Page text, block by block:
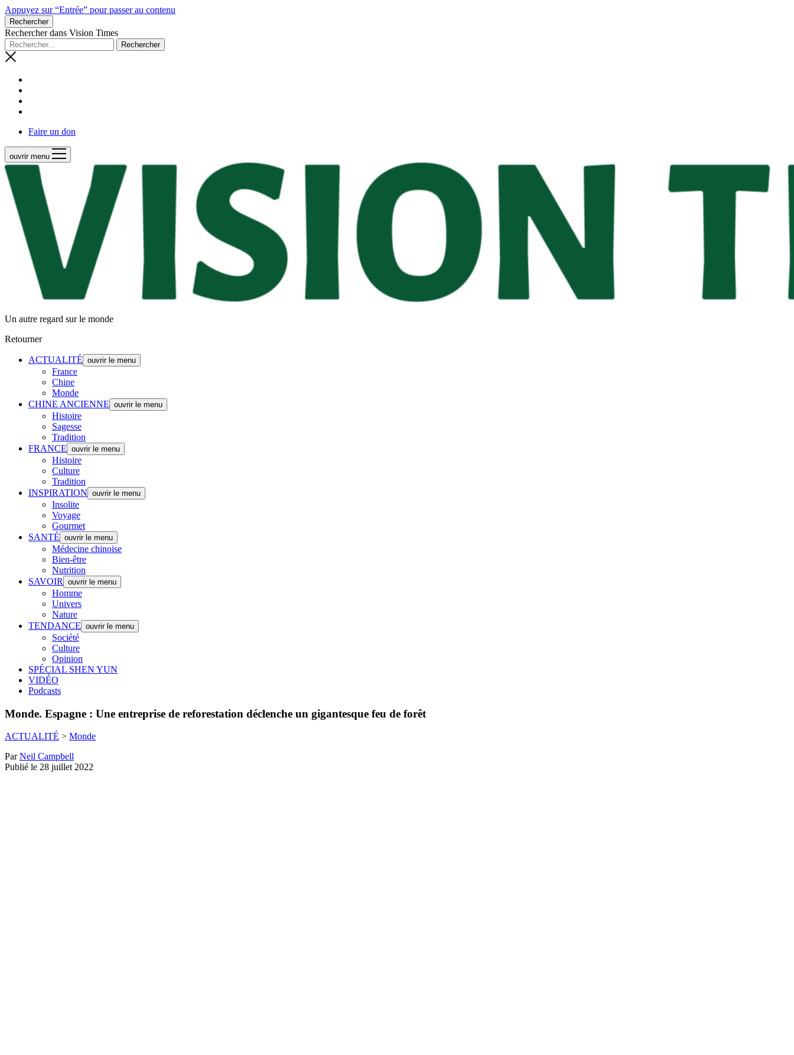
Appuyez sur “Entrée” pour passer au contenu
Rechercher
Rechercher dans Vision Times
Faire un don
ouvrir menu
Un autre regard sur le monde
Retourner
ACTUALITÉ ouvrir le menu
France
Chine
Monde
CHINE ANCIENNE ouvrir le menu
Histoire
Sagesse
Tradition
FRANCE ouvrir le menu
Histoire
Culture
Tradition
INSPIRATION ouvrir le menu
Insolite
Voyage
Gourmet
SANTÉ ouvrir le menu
Médecine chinoise
Bien-être
Nutrition
SAVOIR
ouvrir le menu
Homme
Univers
Nature
TENDANCE ouvrir le menu
Société
Culture
Opinion
SPÉCIAL SHEN YUN
VIDÉO
Podcasts
Monde. Espagne : Une entreprise de reforestation déclenche un gigantesque feu de forêt
ACTUALITÉ > Monde
ParNeil Campbell
Publié le 28 juillet 2022